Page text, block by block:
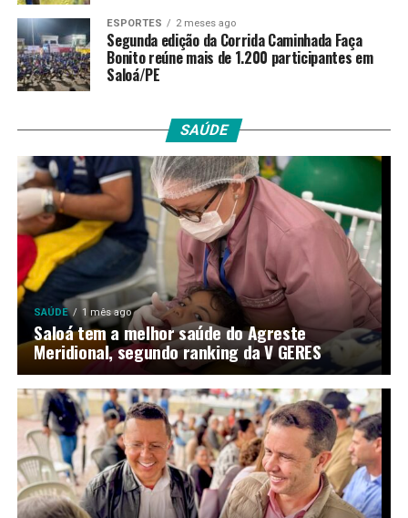
ESPORTES 2 meses ago
Segunda edição da Corrida Caminhada Faça
Bonito reúne mais de 1.200 participantes em
Saloá/PE
SAÚDE
SAÚDE 1 mês ago
Saloá tem a melhor saúde do Agreste
Meridional, segundo ranking da V GERES